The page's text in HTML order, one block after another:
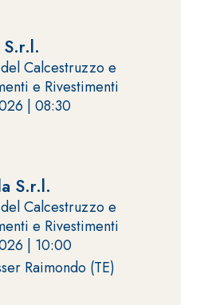
Calcestruzzo e
e Rivestimenti
| 08:30
S.r.l.
Calcestruzzo e
e Rivestimenti
| 10:00
Raimondo (TE)
quarzo, ad
alta
conducibilità
radianti a
basso
spessore in
ambienti
interni.
®